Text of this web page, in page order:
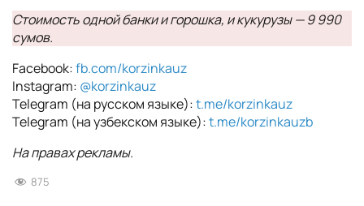
Стоимость одной банки и горошка, и кукурузы — 9 990
сумов.
Facebook:fb.com/korzinkauz
Instagram: @korzinkauz
Telegram (на русском языке):t.me/korzinkauz
Telegram (на узбекском языке):t.me/korzinkauzb
На правах рекламы.
875